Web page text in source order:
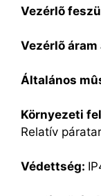
Vezérlõ
Vezérlõ
Általános
Környezeti
Relatív
Védettség: